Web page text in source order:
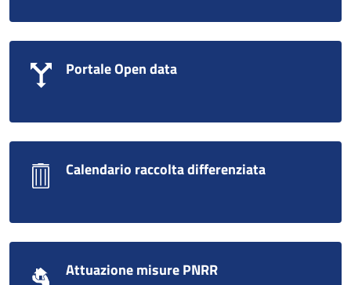
Portale Open data
Calendario raccolta differenziata
Attuazione misure PNRR